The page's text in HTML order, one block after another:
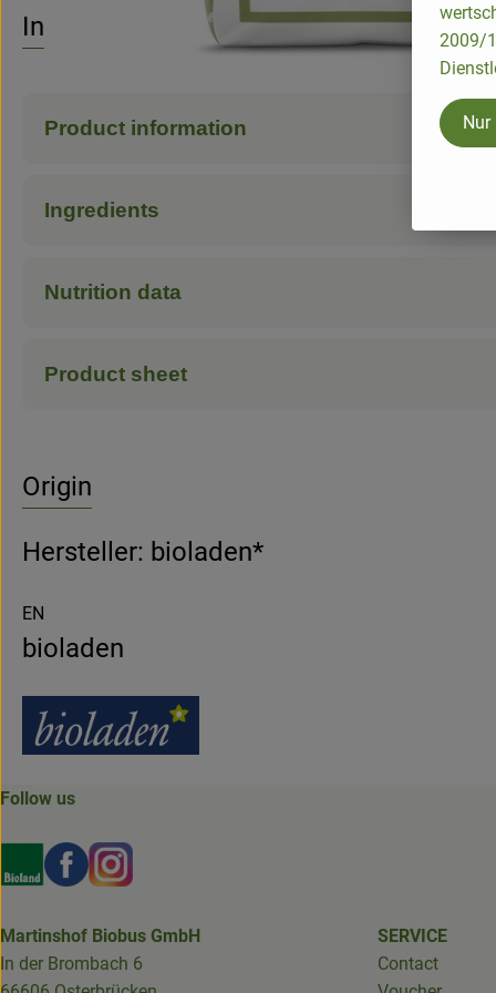
Info
Product information
Ingredients
Nutrition data
Product sheet
Origin
Hersteller: bioladen*
EN
bioladen
Follow us
Externer Link zu https://www.bioland.de/verbraucher
Externer Link zu https://www.facebook.com/
Externer Link zu https://www.instagram.com/
Martinshof Biobus GmbH
In der Brombach 6
SERVICE
Contact
2009/
Nur